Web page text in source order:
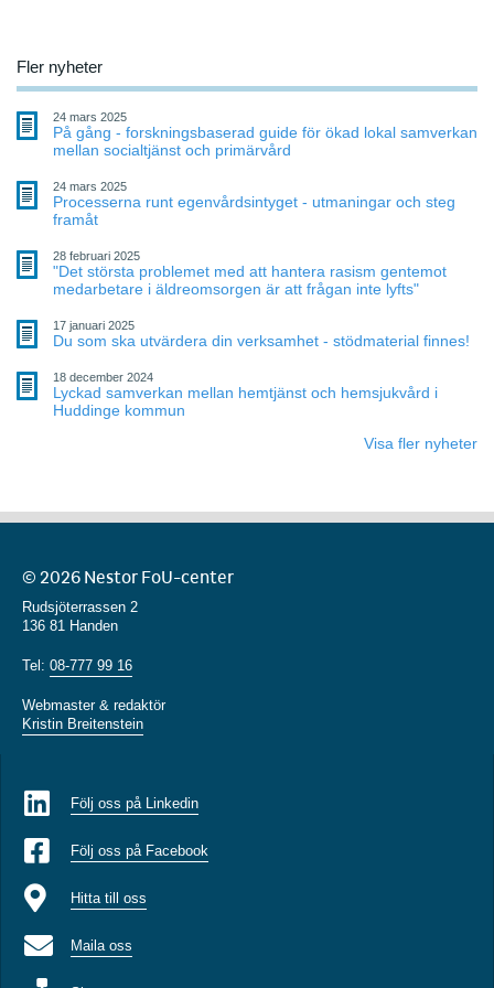
Fler nyheter
24 mars 2025
På gång - forskningsbaserad guide för ökad lokal samverkan
mellan socialtjänst och primärvård
24 mars 2025
Processerna runt egenvårdsintyget - utmaningar och steg
framåt
28 februari 2025
"Det största problemet med att hantera rasism gentemot
medarbetare i äldreomsorgen är att frågan inte lyfts"
17 januari 2025
Du som ska utvärdera din verksamhet - stödmaterial finnes!
18 december 2024
Lyckad samverkan mellan hemtjänst och hemsjukvård i
Huddinge kommun
Visa fler nyheter
© 2026 Nestor FoU-center
Rudsjöterrassen 2
136 81 Handen
Tel: 08-777 99 16
Webmaster & redaktör
Kristin Breitenstein
Följ oss på Linkedin
Följ oss på Facebook
Hitta till oss
Maila oss